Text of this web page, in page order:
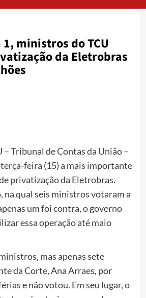
1, ministros do TCU
da Eletrobras
Tribunal de Contas da União –
feira (15) a mais importante
privatização da Eletrobras.
na qual seis ministros votaram a
um foi contra, o governo
essa operação até maio
mas apenas sete
da Corte, Ana Arraes, por
e não votou. Em seu lugar, o